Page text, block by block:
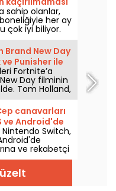
sahip olanlar,
her ay
çok iyi biliyor.
oyunlar ücretsiz?
Brand New Day
Punisher ile
Fortnite’a
Day filminin
Tom Holland,
Parker
ve Punisher
itibaren
canavarları
ve Android'de
Switch,
ve rekabetçi
sunuyor. Bu
8 Nisan
mobilde 17
ve tüm